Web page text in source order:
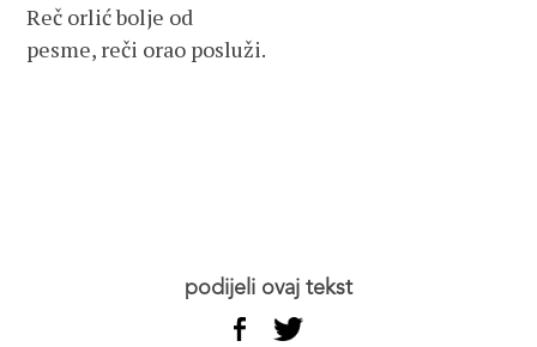
Reč orlić bolje od
pesme, reči orao posluži.
podijeli ovaj tekst